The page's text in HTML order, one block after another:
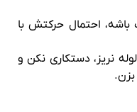
احتمال حرکتش با
نریز، دستکاری نکن و